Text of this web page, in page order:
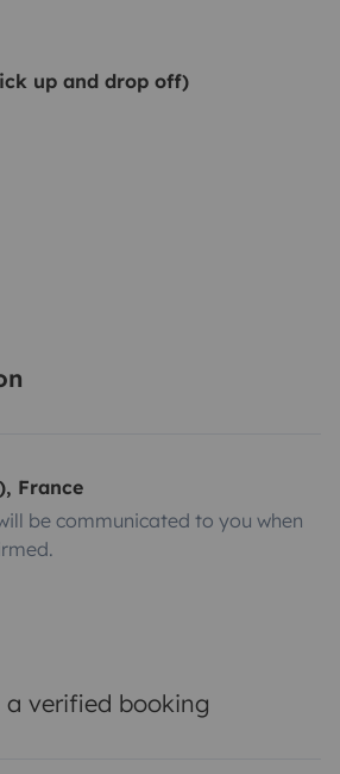
up and drop off)
France
be communicated to you when
a verified booking